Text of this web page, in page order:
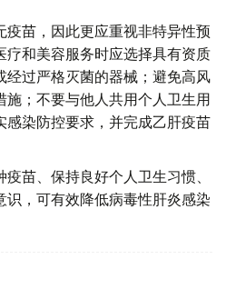
疫苗，因此更应重视非特异性预
疗和美容服务时应选择具有资质
经过严格灭菌的器械；避免高风
施；不要与他人共用个人卫生用
感染防控要求，并完成乙肝疫苗
苗、保持良好个人卫生习惯、
，可有效降低病毒性肝炎感染